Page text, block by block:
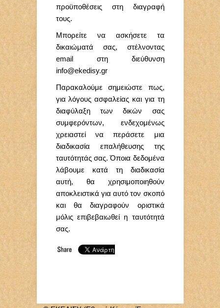
προϋποθέσεις στη διαγραφή
τους.
Μπορείτε να ασκήσετε τα
δικαιώματά σας, στέλνοντας
email στη διεύθυνση
info@ekedisy.gr
Παρακαλούμε σημειώστε πως,
για λόγους ασφαλείας και για τη
διαφύλαξη των δικών σας
συμφερόντων, ενδεχομένως
χρειαστεί να περάσετε μια
διαδικασία επαλήθευσης της
ταυτότητάς σας. Όποια δεδομένα
λάβουμε κατά τη διαδικασία
αυτή, θα χρησιμοποιηθούν
αποκλειστικά για αυτό τον σκοπό
και θα διαγραφούν οριστικά
μόλις επιβεβαιωθεί η ταυτότητά
σας.